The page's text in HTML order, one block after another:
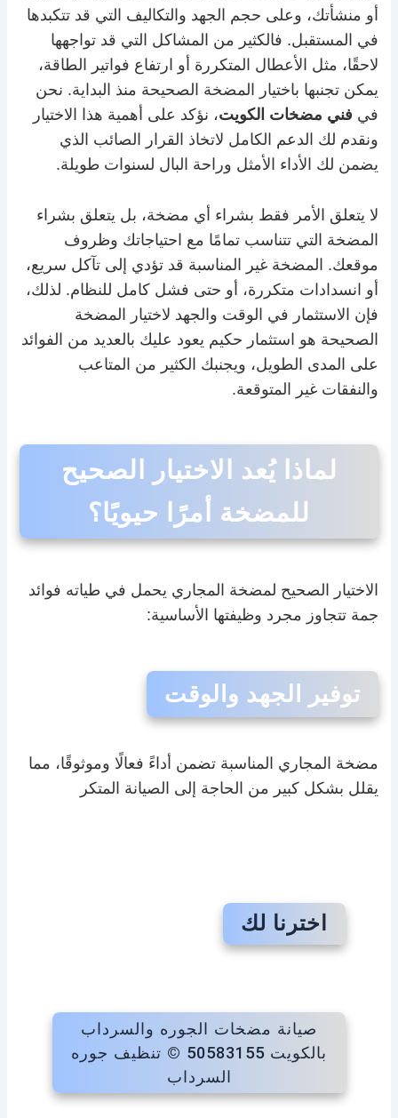
أو منشأتك، وعلى حجم الجهد والتكاليف التي قد تتكبدها
في المستقبل. فالكثير من المشاكل التي قد تواجهها
لاحقًا، مثل الأعطال المتكررة أو ارتفاع فواتير الطاقة،
يمكن تجنبها باختيار المضخة الصحيحة منذ البداية. نحن
في فني مضخات الكويت، نؤكد على أهمية هذا الاختيار
ونقدم لك الدعم الكامل لاتخاذ القرار الصائب الذي
يضمن لك الأداء الأمثل وراحة البال لسنوات طويلة.
لا يتعلق الأمر فقط بشراء أي مضخة، بل يتعلق بشراء
المضخة التي تتناسب تمامًا مع احتياجاتك وظروف
موقعك. المضخة غير المناسبة قد تؤدي إلى تآكل سريع،
أو انسدادات متكررة، أو حتى فشل كامل للنظام. لذلك،
فإن الاستثمار في الوقت والجهد لاختيار المضخة
الصحيحة هو استثمار حكيم يعود عليك بالعديد من الفوائد
على المدى الطويل، ويجنبك الكثير من المتاعب
والنفقات غير المتوقعة.
لماذا يُعد الاختيار الصحيح
للمضخة أمرًا حيويًا؟
الاختيار الصحيح لمضخة المجاري يحمل في طياته فوائد
جمة تتجاوز مجرد وظيفتها الأساسية:
توفير الجهد والوقت
مضخة المجاري المناسبة تضمن أداءً فعالًا وموثوقًا، مما
يقلل بشكل كبير من الحاجة إلى الصيانة المتكر
اخترنا لك
صيانة مضخات الجوره والسرداب
بالكويت 50583155 © تنظيف جوره
السرداب